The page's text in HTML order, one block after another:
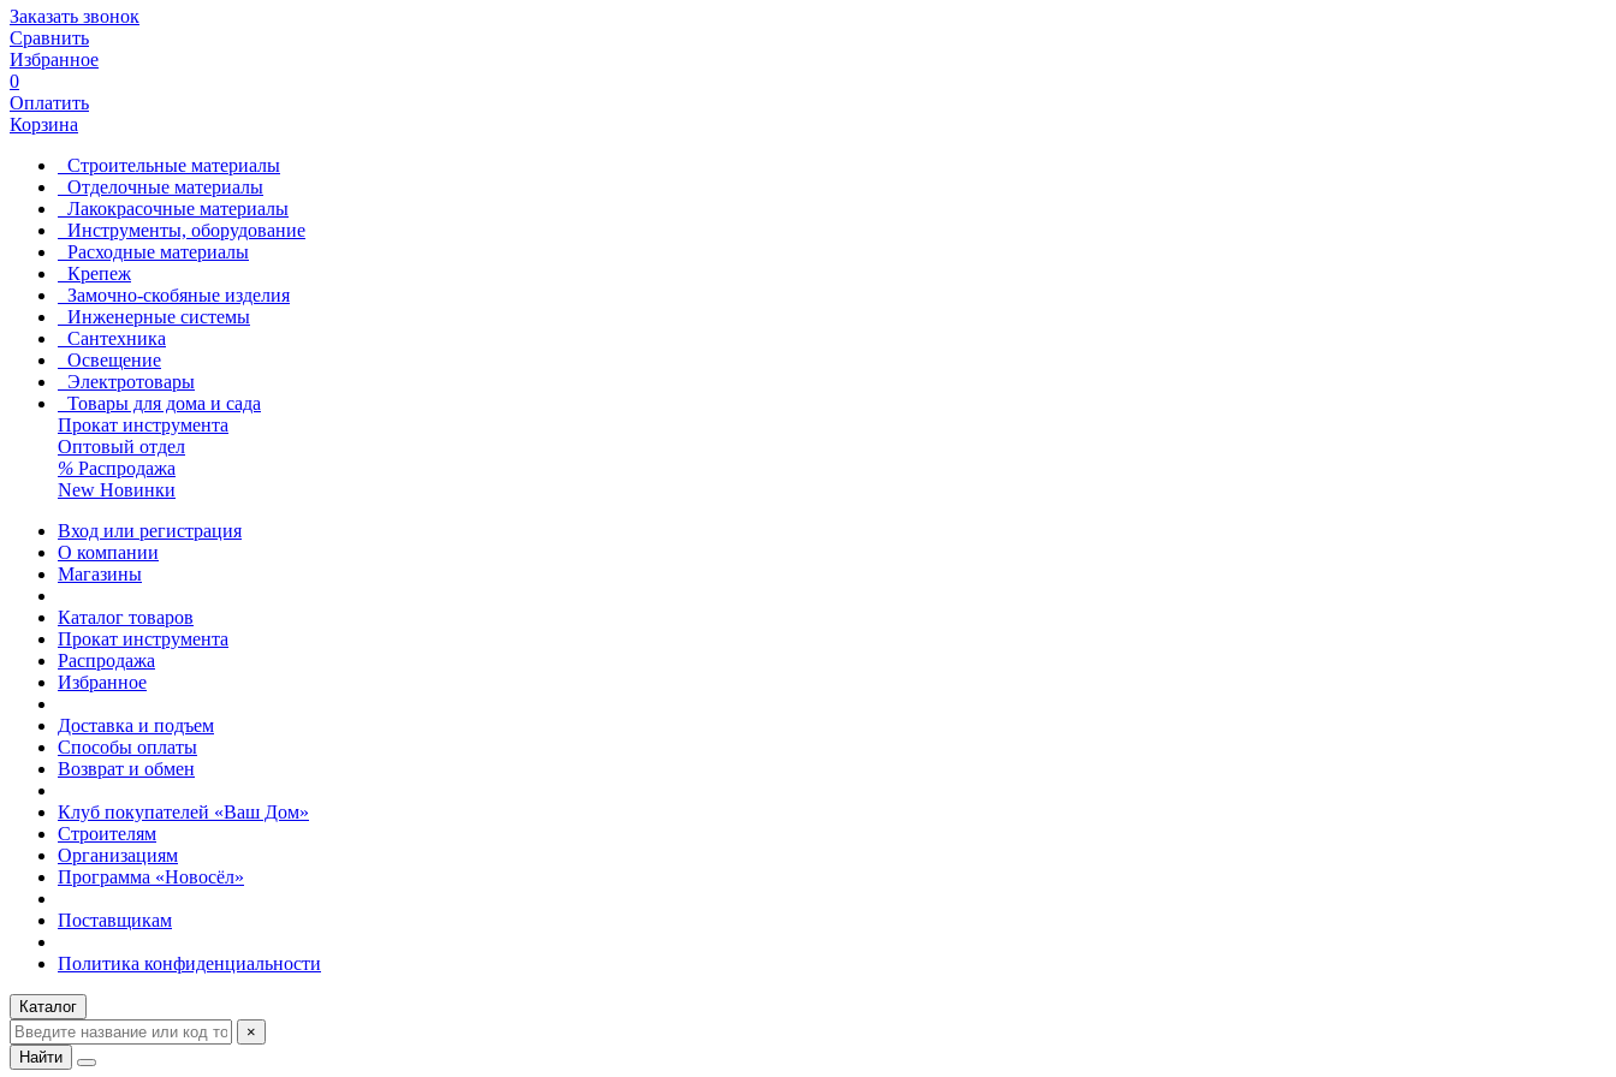
Заказать звонок
Сравнить
Избранное
0
Оплатить
Корзина
Строительные материалы
Отделочные материалы
Лакокрасочные материалы
Инструменты, оборудование
Расходные материалы
Крепеж
Замочно-скобяные изделия
Инженерные системы
Сантехника
Освещение
Электротовары
Товары для дома и сада
Прокат инструмента
Оптовый отдел
% Распродажа
New Новинки
Вход или регистрация
О компании
Магазины
Каталог товаров
Прокат инструмента
Распродажа
Избранное
Доставка и подъем
Способы оплаты
Возврат и обмен
Клуб покупателей «Ваш Дом»
Строителям
Организациям
Программа «Новосёл»
Поставщикам
Политика конфиденциальности
Каталог
×
Найти